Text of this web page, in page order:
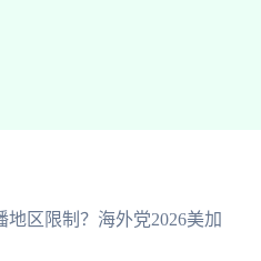
区限制？海外党2026美加